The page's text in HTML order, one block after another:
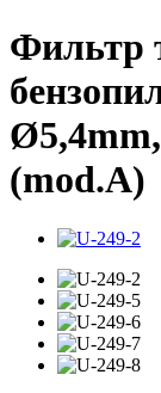
Фильтр
(mod.A)